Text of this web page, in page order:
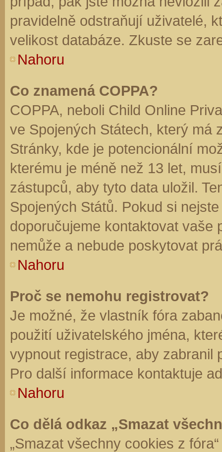
pravidelně odstraňují uživatelé,
velikost databáze. Zkuste se
Nahoru
Co znamená COPPA?
COPPA, neboli Child Online
ve Spojených Státech, který má
Stránky, kde je potencionální
kterému je méně než 13 let,
zástupců, aby tyto data uložil.
Spojených Států. Pokud si
doporučujeme kontaktovat vaše
nemůže a nebude poskytovat
Nahoru
Proč se nemohu registrovat?
Je možné, že vlastník fóra
použití uživatelského jména,
vypnout registrace, aby zabranil
Pro další informace kontaktuje
Nahoru
Co dělá odkaz „Smazat
„Smazat všechny cookies z